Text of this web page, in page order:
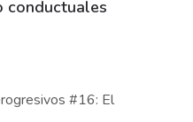
conductuales
#16: El